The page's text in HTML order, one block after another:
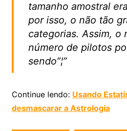
tamanho amostral
por isso, o não tão
categorias. Assim, o
número de pilotos
sendo”¦”
Continue lendo: Usando
desmascarar a Astrologia